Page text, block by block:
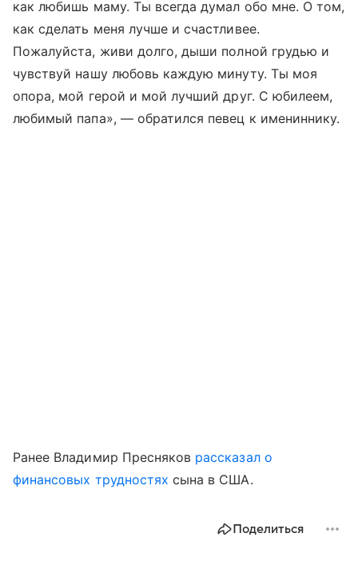
как любишь маму. Ты всегда думал обо мне. О том,
как сделать меня лучше и счастливее.
Пожалуйста, живи долго, дыши полной грудью и
чувствуй нашу любовь каждую минуту. Ты моя
опора, мой герой и мой лучший друг. С юбилеем,
любимый папа», — обратился певец к имениннику.
Ранее Владимир Пресняков рассказал о
финансовых трудностях сына в США.
Поделиться